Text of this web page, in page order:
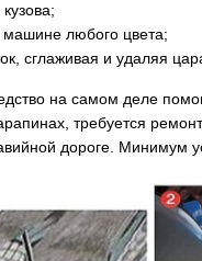
машине любого цвета;
сглаживая и удаляя
на самом деле
требуется
дороге. Минимум